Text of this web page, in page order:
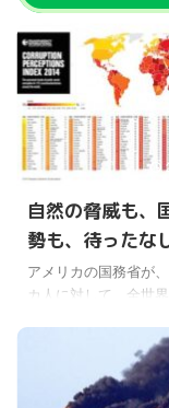
自然の脅威も、
勢も、待ったな
題をどうするの
アメリカの国務省が
カ人に対して、全世
そうだ。 複数の過激
数の地域でのテロを
いるとの情報がある